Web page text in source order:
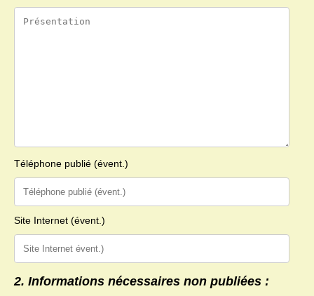
Téléphone publié (évent.)
Site Internet (évent.)
2. Informations nécessaires non publiées :